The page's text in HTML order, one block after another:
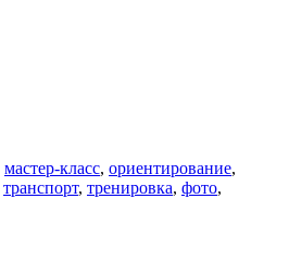
мастер-класс, ориентирование,
транспорт, тренировка, фото,